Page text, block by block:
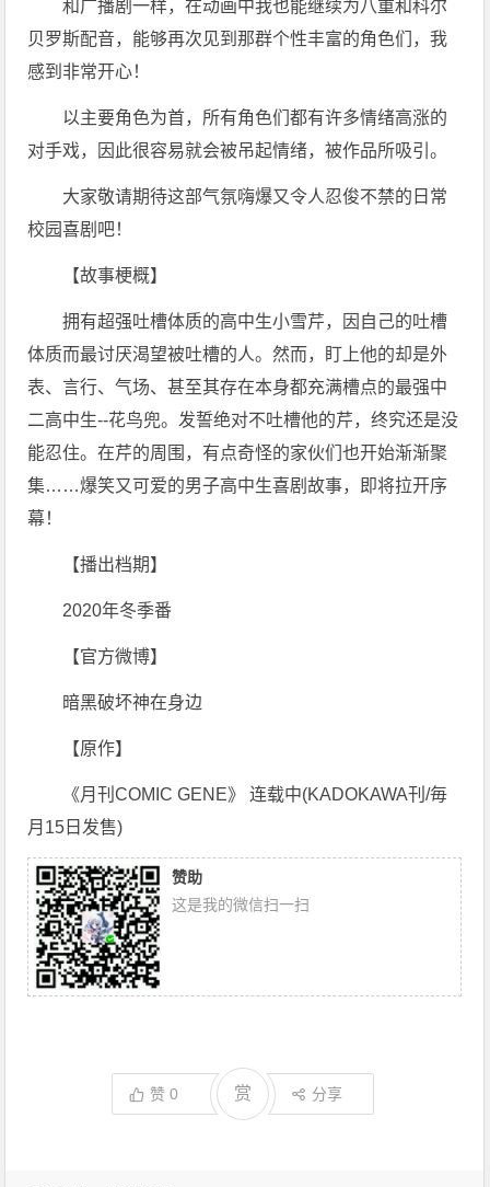
和广播剧一样，在动画中我也能继续为八重和科尔
贝罗斯配音，能够再次见到那群个性丰富的角色们，我
感到非常开心！
以主要角色为首，所有角色们都有许多情绪高涨的
对手戏，因此很容易就会被吊起情绪，被作品所吸引。
大家敬请期待这部气氛嗨爆又令人忍俊不禁的日常
校园喜剧吧！
【故事梗概】
拥有超强吐槽体质的高中生小雪芹，因自己的吐槽
体质而最讨厌渴望被吐槽的人。然而，盯上他的却是外
表、言行、气场、甚至其存在本身都充满槽点的最强中
二高中生--花鸟兜。发誓绝对不吐槽他的芹，终究还是没
能忍住。在芹的周围，有点奇怪的家伙们也开始渐渐聚
集……爆笑又可爱的男子高中生喜剧故事，即将拉开序
幕！
【播出档期】
2020年冬季番
【官方微博】
暗黑破坏神在身边
【原作】
《月刊COMIC GENE》 连载中(KADOKAWA刊/毎
月15日发售)
赞助
这是我的微信扫一扫
赞0 赏 分享